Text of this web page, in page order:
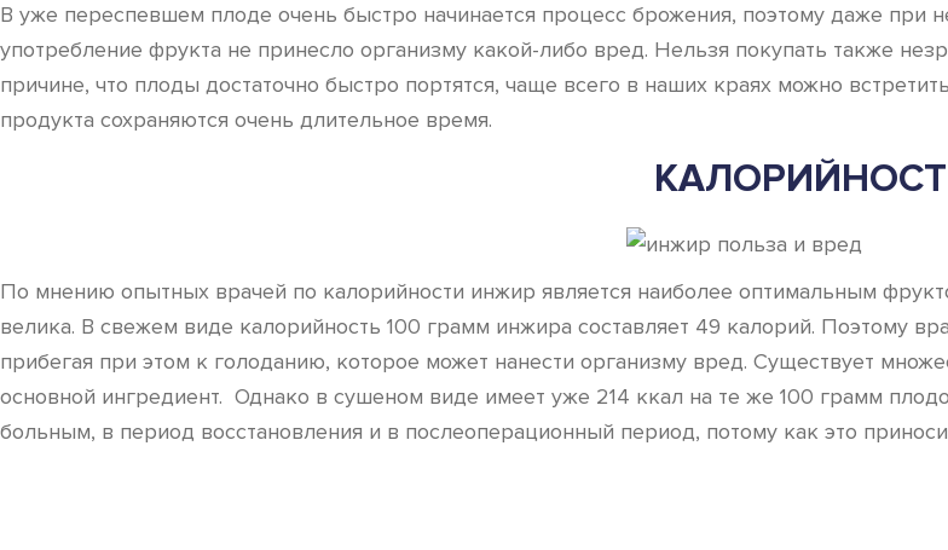
В уже переспевшем плоде очень быстро начинается процесс брожения, поэтому даже при
употребление фрукта не принесло организму какой-либо вред. Нельзя покупать также
причине, что плоды достаточно быстро портятся, чаще всего в наших краях можно
продукта сохраняются очень длительное время.
По мнению опытных врачей по калорийности инжир является наиболее оптимальным
велика. В свежем виде калорийность 100 грамм инжира составляет 49 калорий. Поэтому
прибегая при этом к голоданию, которое может нанести организму вред. Существует
основной ингредиент. Однако в сушеном виде имеет уже 214 ккал на те же 100 грамм
больным, в период восстановления и в послеоперационный период, потому как это